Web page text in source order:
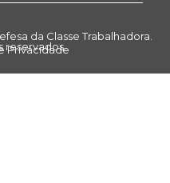
da Classe Trabalhadora.
reservados.
Privacidade